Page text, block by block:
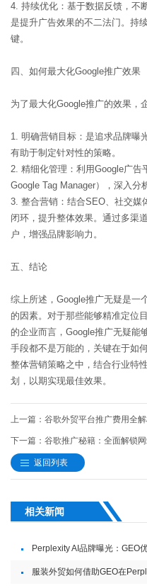
4. 持续优化：基于数据反馈，不
是提升广告效果的不二法门。持
键。
四、如何最大化Google推广效果
为了最大化Google推广的效果，
1. 明确营销目标：是追求品牌曝
有助于制定针对性的策略。
2. 精细化管理：利用Google广告
Google Tag Manager），深入分
3. 整合营销：结合SEO、社交媒
闭环，提升整体效果。通过多渠
户，增强品牌影响力。
五、结论
综上所述，Google推广无疑是一
的因素。对于那些能够精准定位
的企业而言，Google推广无疑能
手段都不是万能的，关键在于如
整体营销策略之中，结合行业特
划，以期实现最佳效果。
上一篇：谷歌外贸平台推广费用全
下一篇：谷歌推广秘籍：全面解锁
返回列表
相关新闻
服装外贸如何借助GEO在